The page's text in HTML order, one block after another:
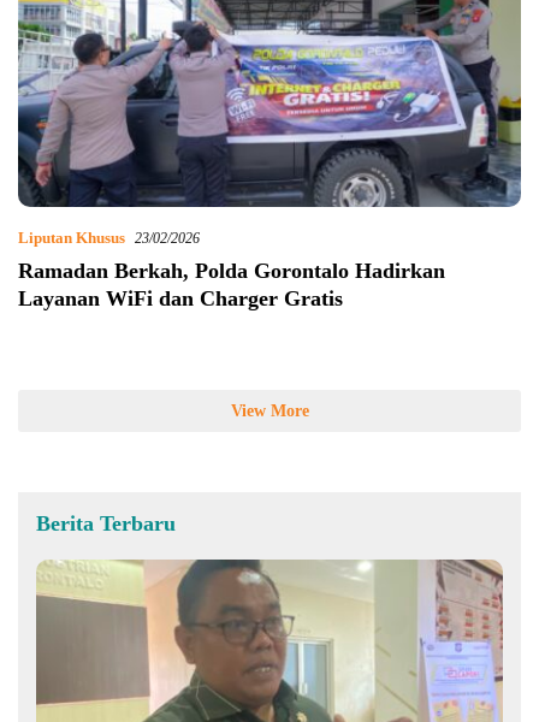
Liputan Khusus 23/02/2026
Ramadan Berkah, Polda Gorontalo Hadirkan
Layanan WiFi dan Charger Gratis
View More
Berita Terbaru